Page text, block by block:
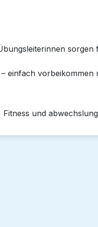
einfach vorbeikommen
Fitness und